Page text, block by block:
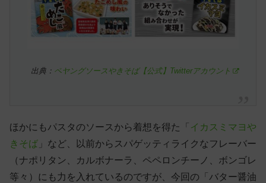
出典： ペヤングソースやきそば【公式】Twitterアカウント
ほかにもパスタのソースから着想を得た「 イカスミマヨや
きそば 」など、以前からスパゲッティライクなフレーバー
（ナポリタン、カルボナーラ、ペペロンチーノ、ボンゴレ
等々）にも力を入れているのですが、今回の「バター醤油